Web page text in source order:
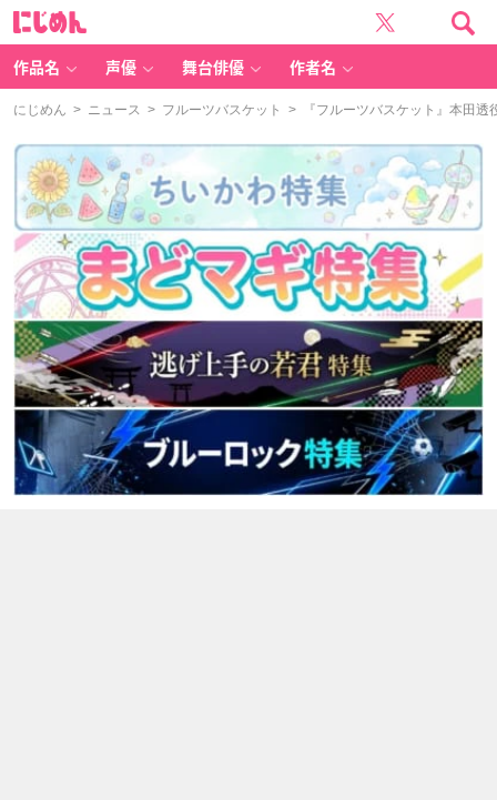
作品名 声優 舞台俳優 作者名
にじめん > ニュース > フルーツバスケット > 『フルーツバスケット』本田透